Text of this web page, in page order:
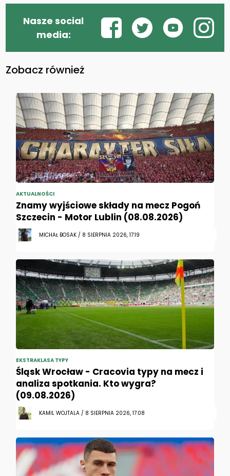
Nasze social
media:
Zobacz również
AKTUALNOŚCI
Znamy wyjściowe składy na mecz Pogoń
Szczecin - Motor Lublin (08.08.2026)
MICHAŁ BOSAK / 8 SIERPNIA 2026, 17:19
EKSTRAKLASA TYPY
Śląsk Wrocław - Cracovia typy na mecz i
analiza spotkania. Kto wygra?
(09.08.2026)
KAMIL WOJTALA / 8 SIERPNIA 2026, 17:08